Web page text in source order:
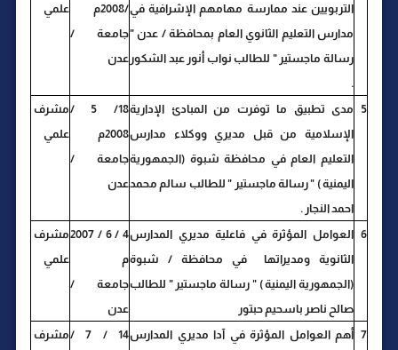
التربويين عند ممارسة مهامهم الإشرافية في
مدارس التعليم الثانوي العام بمحافظة / عدن "
رسالة ماجستير " للطالب نواب أنور عبد الشكور
.
/2008م
جامعة /
عدن
علمي
5
مدى تطبيق ما توفرت من المبادئ الإدارية
الإسلامية من قبل مديري ووكلاء مدارس
التعليم العام في محافظة شبوة (الجمهورية
اليمنية ) " رسالة ماجستير " للطالب سالم محمد
احمد النجار .
18/ 5 /
2008م
جامعة /
عدن
مشرف
علمي
6 العوامل المؤثرة في فاعلية مديري المدارس
الثانوية ومديراتها في محافظة / شبوة
(الجمهورية اليمنية ) " رسالة ماجستير " للطالب
صالح ناصر باسحيم حبتور
4 / 6 / 2007
م
جامعة /
عدن
مشرف
علمي
7 أهم العوامل المؤثرة في آدا مديري المدارس
14 / 7 /مشرف